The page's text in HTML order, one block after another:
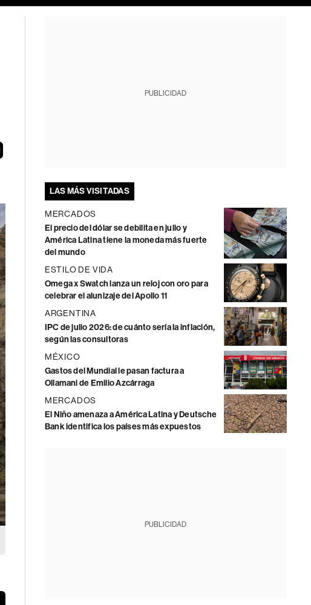
PUBLICIDAD
LAS MÁS VISITADAS
MERCADOS
El precio del dólar se debilita en julio y
América Latina tiene la moneda más fuerte
del mundo
ESTILO DE VIDA
Omega x Swatch lanza un reloj con oro para
celebrar el alunizaje del Apollo 11
ARGENTINA
IPC de julio 2026: de cuánto sería la inflación,
según las consultoras
MÉXICO
Gastos del Mundial le pasan factura a
Ollamani de Emilio Azcárraga
MERCADOS
El Niño amenaza a América Latina y Deutsche
Bank identifica los países más expuestos
PUBLICIDAD